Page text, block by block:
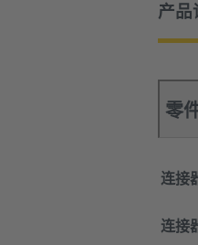
产品
零
连接
连接